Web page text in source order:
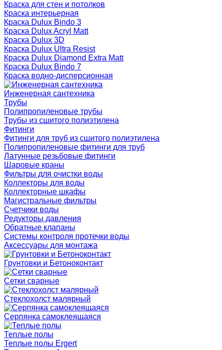
Краска для стен и потолков
Краска интерьерная
Краска Dulux Bindo 3
Краска Dulux Acryl Matt
Краска Dulux 3D
Краска Dulux Ultra Resist
Краска Dulux Diamond Extra Matt
Краска Dulux Bindo 7
Краска водно-дисперсионная
Инженерная сантехника
Трубы
Полипропиленовые трубы
Трубы из сшитого полиэтилена
Фитинги
Фитинги для труб из сшитого полиэтилена
Полипропиленовые фитинги для труб
Латунные резьбовые фитинги
Шаровые краны
Фильтры для очистки воды
Коллекторы для воды
Коллекторные шкафы
Магистральные фильтры
Счетчики воды
Редукторы давления
Обратные клапаны
Системы контроля протечки воды
Аксессуары для монтажа
Грунтовки и Бетоноконтакт
Сетки сварные
Cтеклохолст малярный
Серпянка самоклеящаяся
Теплые полы
Теплые полы Ergert